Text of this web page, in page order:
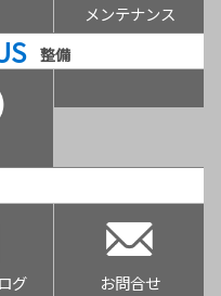
メンテナンス
整備
グ お問合せ